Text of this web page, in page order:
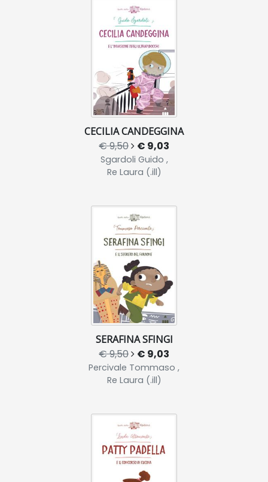
CECILIA CANDEGGINA
€ 9,50 € 9,03
Sgardoli Guido ,
Re Laura (.ill)
SERAFINA SFINGI
€ 9,50 € 9,03
Percivale Tommaso ,
Re Laura (.ill)